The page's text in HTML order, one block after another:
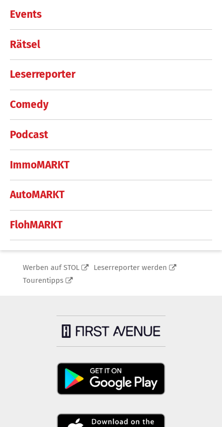
Events
Rätsel
Leserreporter
Comedy
Podcast
ImmoMARKT
AutoMARKT
FlohMARKT
Werben auf STOL
Leserreporter werden
Tourentipps